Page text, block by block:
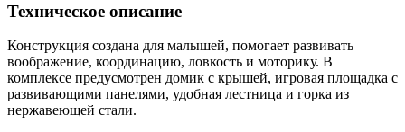
Техническое описание
Конструкция создана для малышей, помогает развивать
воображение, координацию, ловкость и моторику. В
комплексе предусмотрен домик с крышей, игровая площадка с
развивающими панелями, удобная лестница и горка из
нержавеющей стали.